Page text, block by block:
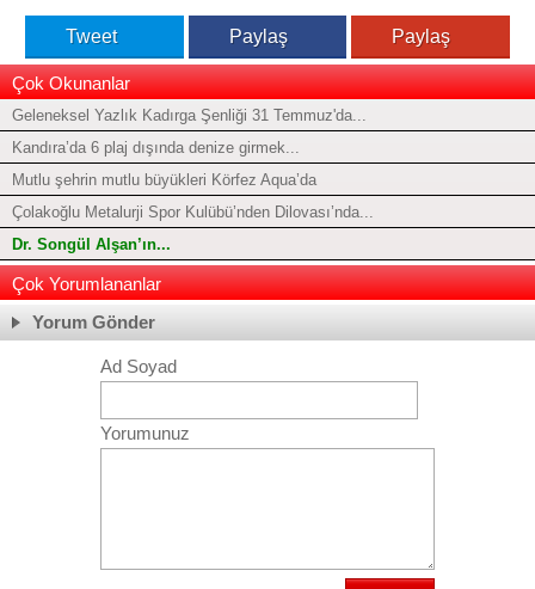
Tweet Paylaş Paylaş
Çok Okunanlar
Geleneksel Yazlık Kadırga Şenliği 31 Temmuz'da...
Kandıra’da 6 plaj dışında denize girmek...
Mutlu şehrin mutlu büyükleri Körfez Aqua’da
Çolakoğlu Metalurji Spor Kulübü’nden Dilovası’nda...
Dr. Songül Alşan’ın...
Çok Yorumlananlar
Yorum Gönder
Ad Soyad
Yorumunuz